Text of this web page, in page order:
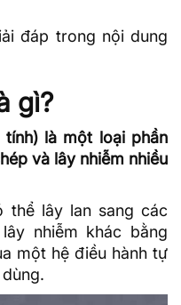
đáp trong nội dung
gì?
là một loại phần
và lây nhiễm nhiều
thể lây lan sang các
nhiễm khác bằng
một hệ điều hànhtự